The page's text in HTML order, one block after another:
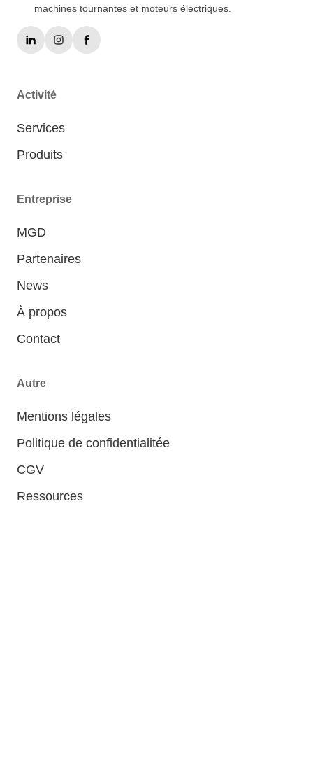
machines tournantes et moteurs électriques.
Activité
Services
Produits
Entreprise
MGD
Partenaires
News
À propos
Contact
Autre
Mentions légales
Politique de confidentialitée
CGV
Ressources